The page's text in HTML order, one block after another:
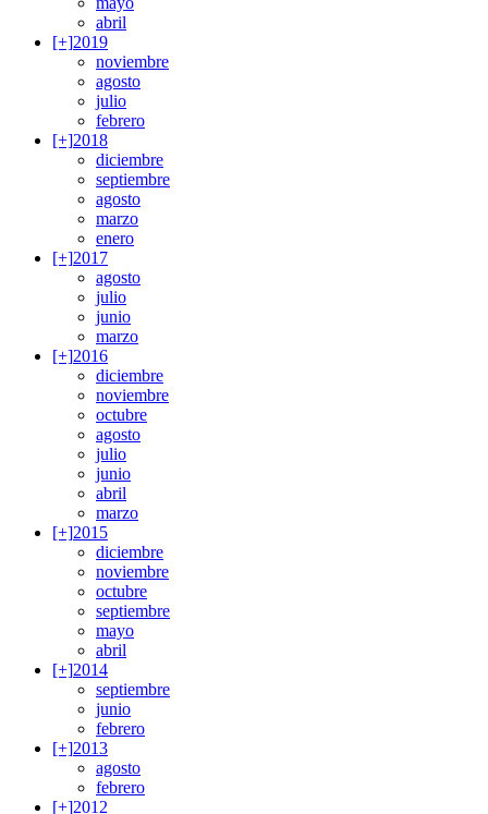
abril
[+]2019
noviembre
agosto
julio
febrero
[+]2018
diciembre
septiembre
agosto
marzo
enero
[+]2017
agosto
julio
junio
marzo
[+]2016
diciembre
noviembre
octubre
agosto
julio
junio
abril
marzo
[+]2015
diciembre
noviembre
octubre
septiembre
mayo
abril
[+]2014
septiembre
junio
febrero
[+]2013
agosto
febrero
[+]2012